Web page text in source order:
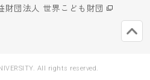
財団法人 世界こども財団
All rights reserved.